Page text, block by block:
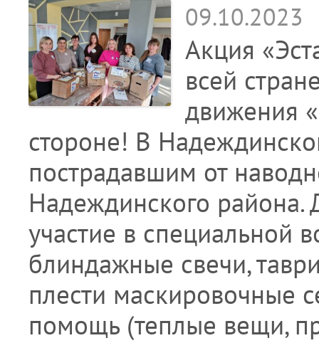
09.10.2023
Акция
всей
движения
стороне! В
пострадавшим от
Надеждинского
участие в специальной
блиндажные свечи,
плести маскировочные
помощь (теплые вещи,